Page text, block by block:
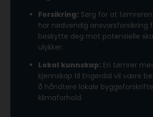
Forsikring: Sørg for at tømreren
har nødvendig ansvarsforsikring
beskytte deg mot potensielle
ulykker.
Lokal kunnskap: En tømrer
kjennskap til Engerdal vil være
å håndtere lokale
klimaforhold.